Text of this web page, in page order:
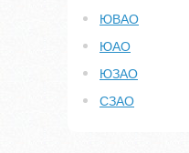
ЮВАО
ЮАО
ЮЗАО
СЗАО